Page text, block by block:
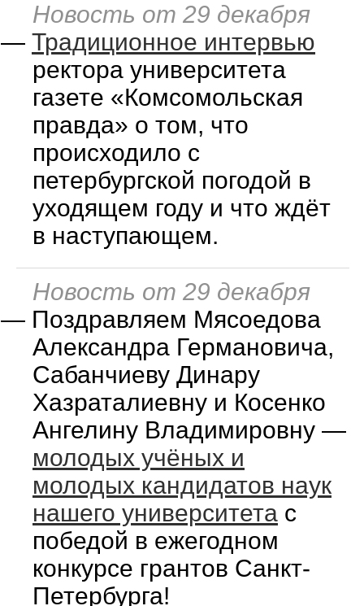
Новость от 29 декабря
— Традиционное интервью
ректора университета
газете «Комсомольская
правда» о том, что
происходило с
петербургской погодой в
уходящем году и что ждёт
в наступающем.
Новость от 29 декабря
— Поздравляем Мясоедова
Александра Германовича,
Сабанчиеву Динару
Хазраталиевну и Косенко
Ангелину Владимировну —
молодых учёных и
молодых кандидатов наук
нашего университета с
победой в ежегодном
конкурсе грантов Санкт-
Петербурга!